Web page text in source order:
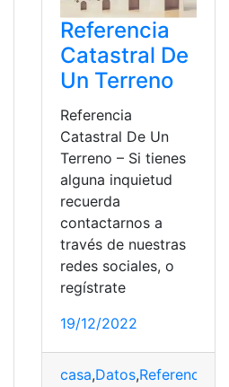
Referencia
Catastral De
Un Terreno
Referencia
Catastral De Un
Terreno – Si tienes
alguna inquietud
recuerda
contactarnos a
través de nuestras
redes sociales, o
regístrate
19/12/2022
casa,Datos,Referencia